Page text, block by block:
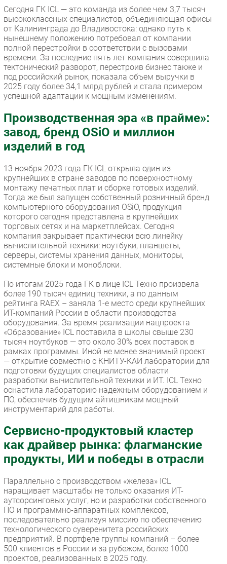
Интервью
Мероприятия
Проекты
IT класс
Тестовый стенд
Каталог компаний
Сегодня ГК ICL — это команда из более чем 3,7 тысяч
высококлассных специалистов, объединяющая офисы
от Калининграда до Владивостока: однако путь к
нынешнему положению потребовал от компании
полной перестройки в соответствии с вызовами
времени. За последние пять лет компания совершила
тектонический разворот, перестроив бизнес также и
под российский рынок, показала объем выручки в
2025 году более 34,1 млрд рублей и стала примером
успешной адаптации к мощным изменениям.
Производственная эра «в прайме»:
завод, бренд OSiO и миллион
изделий в год
13 ноября 2023 года ГК ICL открыла один из
крупнейших в стране заводов по поверхностному
монтажу печатных плат и сборке готовых изделий.
Тогда же был запущен собственный розничный бренд
компьютерного оборудования OSiO, продукция
которого сегодня представлена в крупнейших
торговых сетях и на маркетплейсах. Сегодня
компания закрывает практически всю линейку
вычислительной техники: ноутбуки, планшеты,
серверы, системы хранения данных, мониторы,
системные блоки и моноблоки.
По итогам 2025 года ГК в лице ICL Техно произвела
более 190 тысяч единиц техники, а по данным
рейтинга RAEX – заняла 1-е место среди крупнейших
ИТ-компаний России в области производства
оборудования. За время реализации нацпроекта
«Образование» ICL поставила в школы свыше 230
тысяч ноутбуков — это около 30% всех поставок в
рамках программы. Иной не менее значимый проект
— открытие совместно с КНИТУ-КАИ лаборатории для
подготовки будущих специалистов области
разработки вычислительной техники и ИТ. ICL Техно
оснастила лабораторию надежным оборудованием и
ПО, обеспечив будущим айтишникам мощный
инструментарий для работы.
Сервисно-продуктовый кластер
как драйвер рынка: флагманские
продукты, ИИ и победы в отрасли
Параллельно с производством «железа» ICL
наращивает масштабы не только оказания ИТ-
аутсорсинговых услуг, но и разработки собственного
ПО и программно-аппаратных комплексов,
последовательно реализуя миссию по обеспечению
технологического суверенитета российских
предприятий. В портфеле группы компаний – более
500 клиентов в России и за рубежом, более 1000
проектов, реализованных в 2025 году.